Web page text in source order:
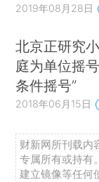
2019年08月28日
北京正研究
庭为单位摇
条件摇号”
2018年06月15日
财新网所刊载内
专属所有或持有
建立镜像等任何